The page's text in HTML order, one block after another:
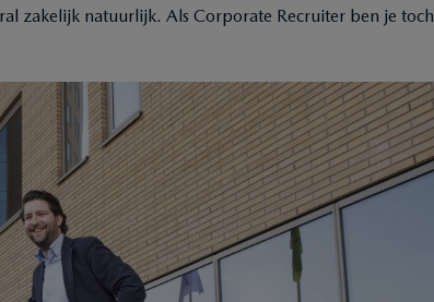
zakelijk natuurlijk. Als Corporate Recruiter ben je toch